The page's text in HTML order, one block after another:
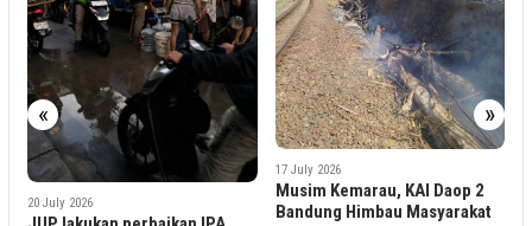
« »
17 July 2026
Musim Kemarau, KAI Daop 2
Bandung Himbau Masyarakat
1 May 2026
KAI Divre IV
Tegaskan Komitmen
Pelecehan Seksual di
Api